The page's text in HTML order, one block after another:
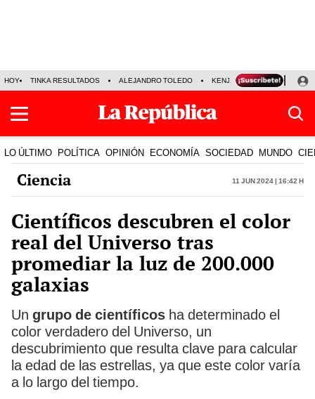
HOY TINKA RESULTADOS ALEJANDRO TOLEDO KENJI FUJIMORI
LO ÚLTIMO POLÍTICA OPINIÓN ECONOMÍA SOCIEDAD MUNDO
Ciencia 11 Jun 2024 | 16:42 h
Científicos descubren el color
real del Universo tras
promediar la luz de 200.000
galaxias
Un grupo de científicos ha determinado el
color verdadero del Universo, un
descubrimiento que resulta clave para calcular
la edad de las estrellas, ya que este color varía
a lo largo del tiempo.